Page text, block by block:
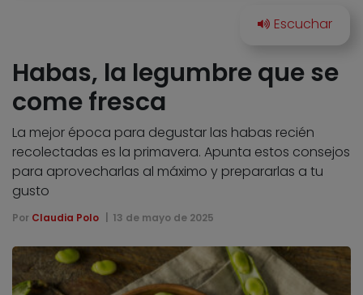
Habas, la legumbre que se
come fresca
La mejor época para degustar las habas recién
recolectadas es la primavera. Apunta estos consejos
para aprovecharlas al máximo y prepararlas a tu
gusto
Por Claudia Polo 13 de mayo de 2025